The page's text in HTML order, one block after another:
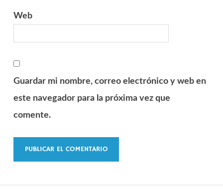
Web
Guardar mi nombre, correo electrónico y web en
este navegador para la próxima vez que
comente.